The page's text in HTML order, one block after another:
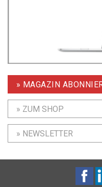
» MAGAZIN
» ZUM SHOP
» NEWSLETTER